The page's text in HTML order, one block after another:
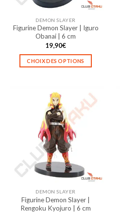
DEMON SLAYER
Figurine Demon Slayer | Iguro
Obanai | 6 cm
19,90€
CHOIX DES OPTIONS
a
plusieurs
variations.
Les
options
peuvent
être
choisies
sur
page
du
DEMON SLAYER
Figurine Demon Slayer |
Rengoku Kyojuro | 6 cm